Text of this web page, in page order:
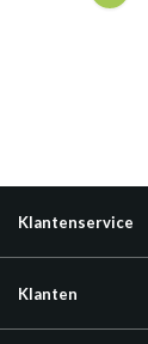
Klantenservice
Klanten